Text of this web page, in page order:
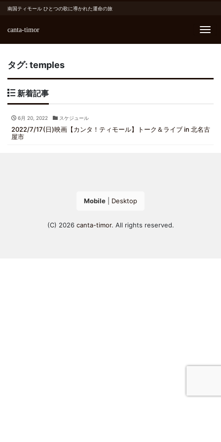
南国ティモール ひとつの歌に導かれた運命の旅
canta-timor
タグ: temples
新着記事
6月 20, 2022 スケジュール
2022/7/17(日)映画【カンタ！ティモール】トーク＆ライブ in 北名古
屋市
Mobile Desktop
(C) 2026 canta-timor. All rights reserved.